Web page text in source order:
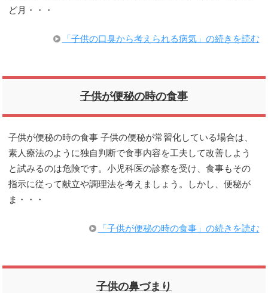
ど月・・・
「子供の口臭から考えられる病気」の続きを読む
子供が便秘の時の食事
子供が便秘の時の食事 子供の便秘が常習化している場合は、
素人療法のように独自判断で食事内容を工夫して改善しよう
と試みるのは危険です。小児科医の診察を受け、食事もその
指示に従って献立や調理法を考えましょう。しかし、便秘が
ま・・・
「子供が便秘の時の食事」の続きを読む
子供の鼻づまり